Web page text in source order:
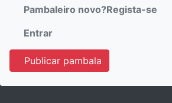
Pambaleiro novo?Regista-se
Entrar
Publicar pambala